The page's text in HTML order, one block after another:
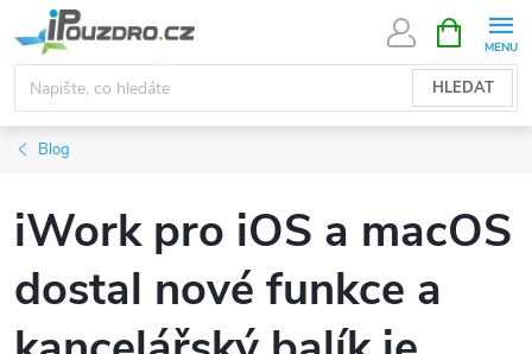
na
obsah
HLEDAT
NÁKUPNÍ
KOŠÍK
Blog
iWork pro iOS a macOS
dostal nové funkce a